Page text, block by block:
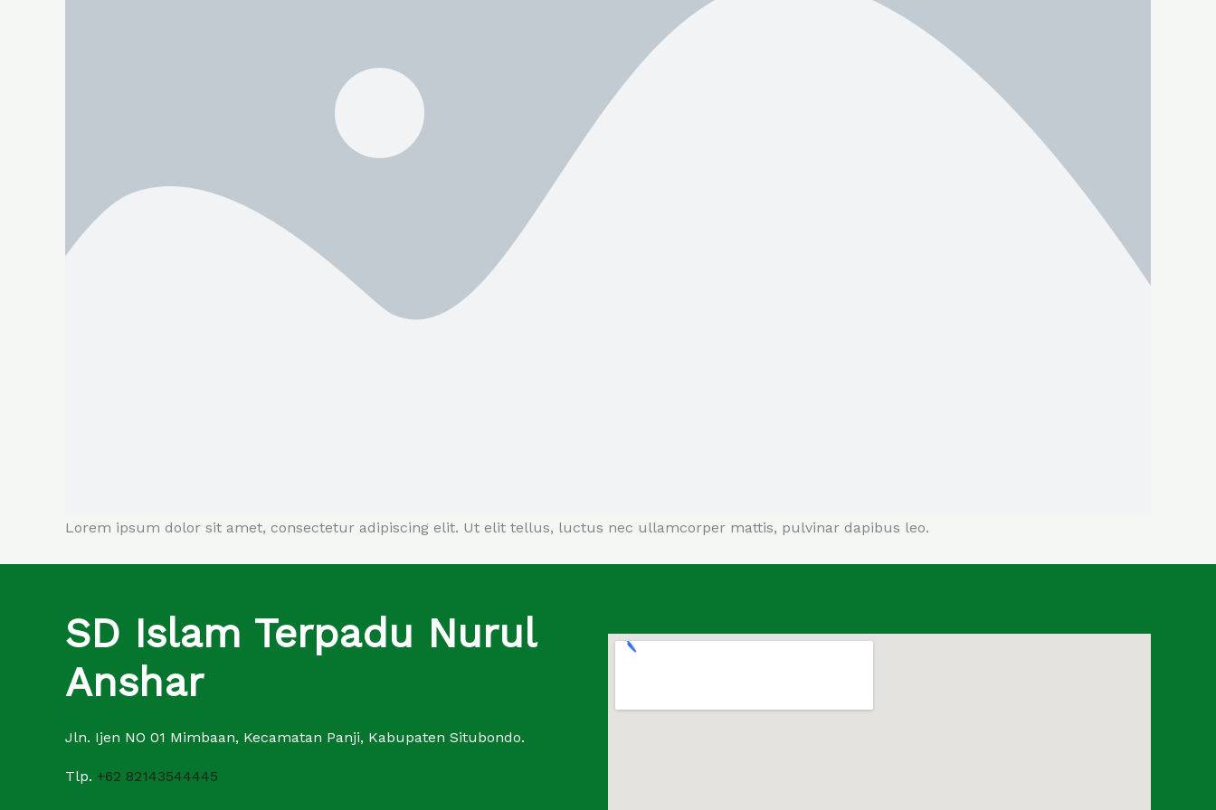
Lorem ipsum dolor sit amet, consectetur adipiscing elit. Ut elit tellus, luctus nec ullamcorper mattis, pulvinar dapibus leo.
SD Islam Terpadu Nurul
Anshar
Jln. Ijen NO 01 Mimbaan, Kecamatan Panji, Kabupaten Situbondo.
Tlp. +62 82143544445